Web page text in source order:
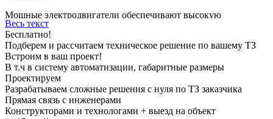
Мощные электродвигатели обеспечивают высокую
производительность и повышенный ресурс.
Размер исходной фракции – до 300 мм, максимальная
прочность – не более 15 кгс/см2
Весь текст
Бесплатно!
Подберем и рассчитаем техническое решение по вашему ТЗ
Встроим в ваш проект!
В т.ч в систему автоматизации, габаритные размеры
Проектируем
Разрабатываем сложные решения с нуля по ТЗ заказчика
Прямая связь с инженерами
Конструкторами и технологами + выезд на объект